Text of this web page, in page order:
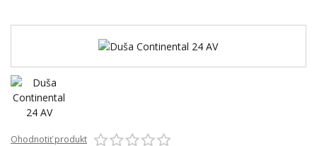
Ohodnotiť produkt